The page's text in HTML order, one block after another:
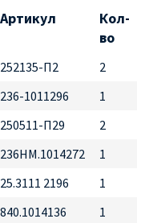
Артикул
Кол-
во
252135-П2
2
236-1011296
1
250511-П29
2
236НМ.1014272
1
25.3111 2196
1
840.1014136 1